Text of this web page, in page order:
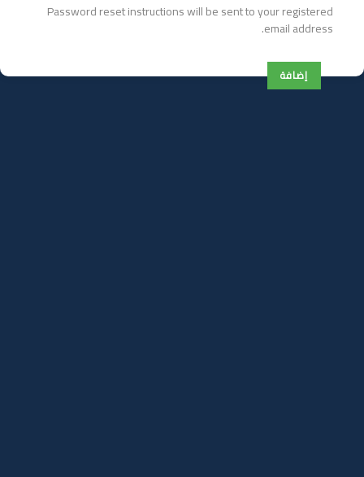
Password reset instructions will be sent to your registered
email address.